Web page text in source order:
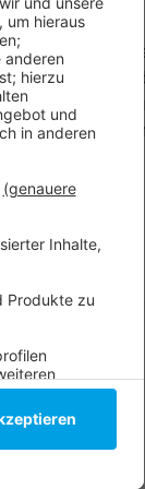
später
den
Allee
In Abstimmung